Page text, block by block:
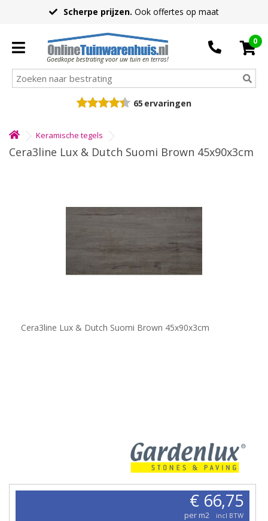
Scherpe prijzen. Ook offertes op maat
Goedkope bestrating voor uw tuin en terras!
0
65 ervaringen
Keramische tegels
Cera3line Lux & Dutch Suomi Brown 45x90x3cm
Cera3line Lux & Dutch Suomi Brown 45x90x3cm
€ 66,75
per m2 incl BTW